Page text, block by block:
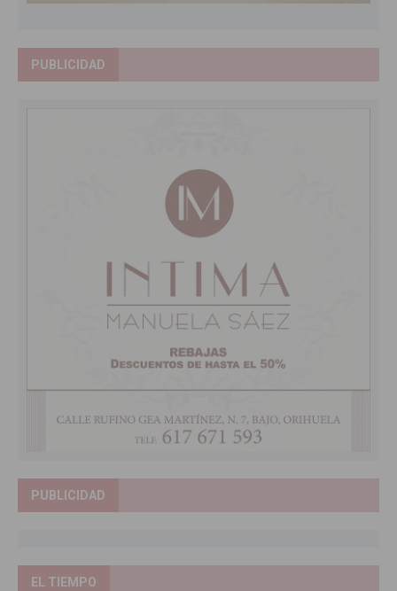
PUBLICIDAD
PUBLICIDAD
EL TIEMPO